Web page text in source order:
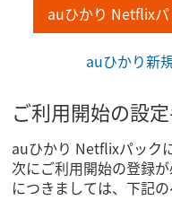
auひかり Netflix
auひかり新
ご利用開始の設
auひかり Netflixパック
次にご利用開始の登録
につきましては、下記